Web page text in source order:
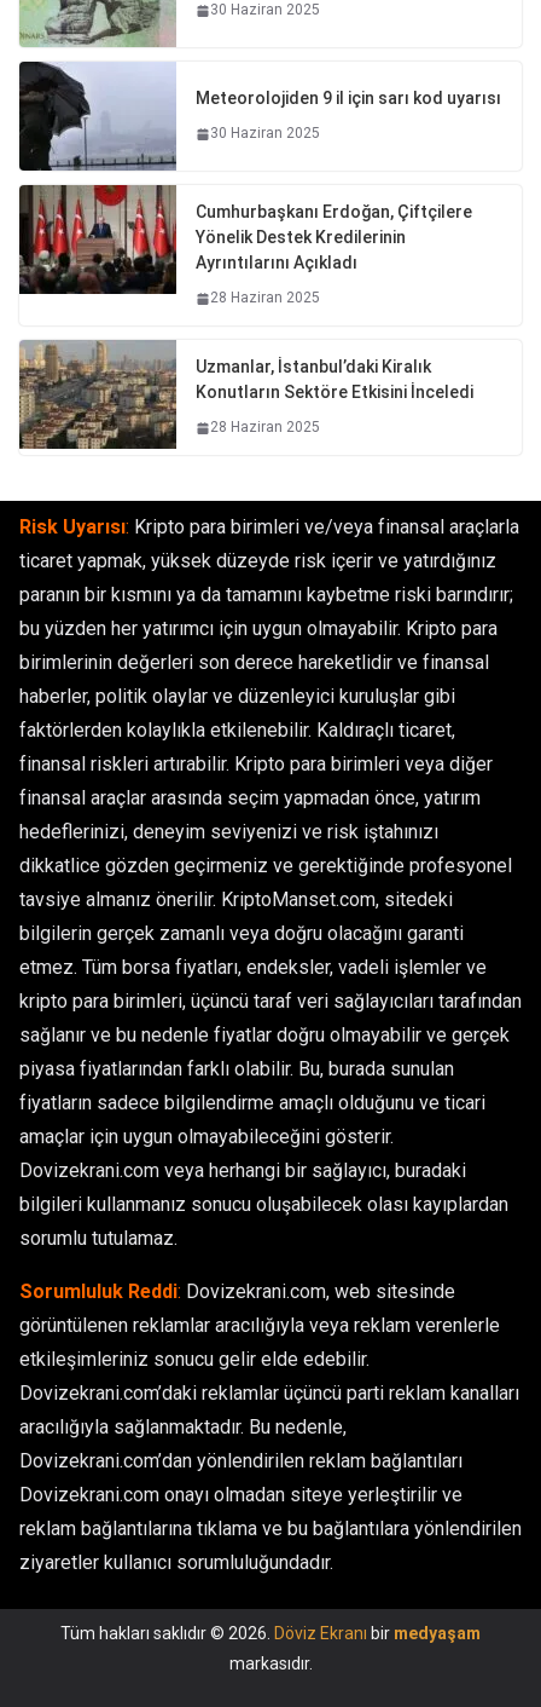
30 Haziran 2025
Meteorolojiden 9 il için sarı kod uyarısı
30 Haziran 2025
Cumhurbaşkanı Erdoğan, Çiftçilere
Yönelik Destek Kredilerinin
Ayrıntılarını Açıkladı
28 Haziran 2025
Uzmanlar, İstanbul’daki Kiralık
Konutların Sektöre Etkisini İnceledi
28 Haziran 2025
Risk Uyarısı: Kripto para birimleri ve/veya finansal araçlarla
ticaret yapmak, yüksek düzeyde risk içerir ve yatırdığınız
paranın bir kısmını ya da tamamını kaybetme riski barındırır;
bu yüzden her yatırımcı için uygun olmayabilir. Kripto para
birimlerinin değerleri son derece hareketlidir ve finansal
haberler, politik olaylar ve düzenleyici kuruluşlar gibi
faktörlerden kolaylıkla etkilenebilir. Kaldıraçlı ticaret,
finansal riskleri artırabilir. Kripto para birimleri veya diğer
finansal araçlar arasında seçim yapmadan önce, yatırım
hedeflerinizi, deneyim seviyenizi ve risk iştahınızı
dikkatlice gözden geçirmeniz ve gerektiğinde profesyonel
tavsiye almanız önerilir. KriptoManset.com, sitedeki
bilgilerin gerçek zamanlı veya doğru olacağını garanti
etmez. Tüm borsa fiyatları, endeksler, vadeli işlemler ve
kripto para birimleri, üçüncü taraf veri sağlayıcıları tarafından
sağlanır ve bu nedenle fiyatlar doğru olmayabilir ve gerçek
piyasa fiyatlarından farklı olabilir. Bu, burada sunulan
fiyatların sadece bilgilendirme amaçlı olduğunu ve ticari
amaçlar için uygun olmayabileceğini gösterir.
Dovizekrani.com veya herhangi bir sağlayıcı, buradaki
bilgileri kullanmanız sonucu oluşabilecek olası kayıplardan
sorumlu tutulamaz.
Sorumluluk Reddi: Dovizekrani.com, web sitesinde
görüntülenen reklamlar aracılığıyla veya reklam verenlerle
etkileşimleriniz sonucu gelir elde edebilir.
Dovizekrani.com’daki reklamlar üçüncü parti reklam kanalları
aracılığıyla sağlanmaktadır. Bu nedenle,
Dovizekrani.com’dan yönlendirilen reklam bağlantıları
Dovizekrani.com onayı olmadan siteye yerleştirilir ve
reklam bağlantılarına tıklama ve bu bağlantılara yönlendirilen
ziyaretler kullanıcı sorumluluğundadır.
Tüm hakları saklıdır © 2026. Döviz Ekranı bir medyaşam
markasıdır.